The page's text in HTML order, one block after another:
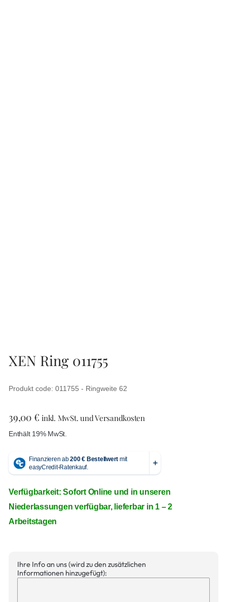
XEN Ring 011755
Produkt code: 011755 - Ringweite 62
39,00€ inkl. MwSt. und Versandkosten
Enthält 19% MwSt.
Verfügbarkeit: Sofort Online und in unseren
Niederlassungen verfügbar, lieferbar in 1 – 2
Arbeitstagen
Ihre Info an uns (wird zu den zusätzlichen
Informationen hinzugefügt):